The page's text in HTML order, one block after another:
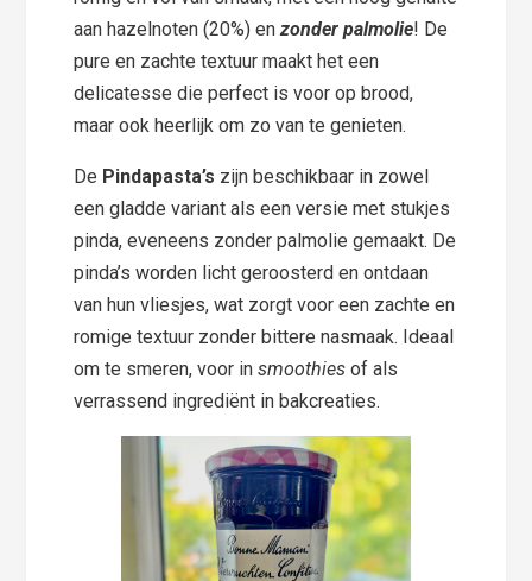
aan hazelnoten (20%) enzonder palmolie! De
pure en zachte textuur maakt het een
delicatesse die perfect is voor op brood,
maar ook heerlijk om zo van te genieten.
De Pindapasta’s zijn beschikbaar in zowel
een gladde variant als een versie met stukjes
pinda, eveneens zonder palmolie gemaakt. De
pinda’s worden licht geroosterd en ontdaan
van hun vliesjes, wat zorgt voor een zachte en
romige textuur zonder bittere nasmaak. Ideaal
om te smeren, voor insmoothies of als
verrassend ingrediënt in bakcreaties.